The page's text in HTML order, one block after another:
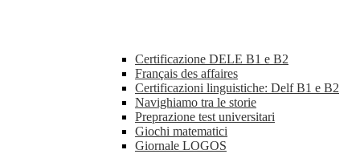
Certificazione DELE B1 e B2
Français des affaires
Certificazioni linguistiche: Delf B1 e B2
Navighiamo tra le storie
Preprazione test universitari
Giochi matematici
Giornale LOGOS